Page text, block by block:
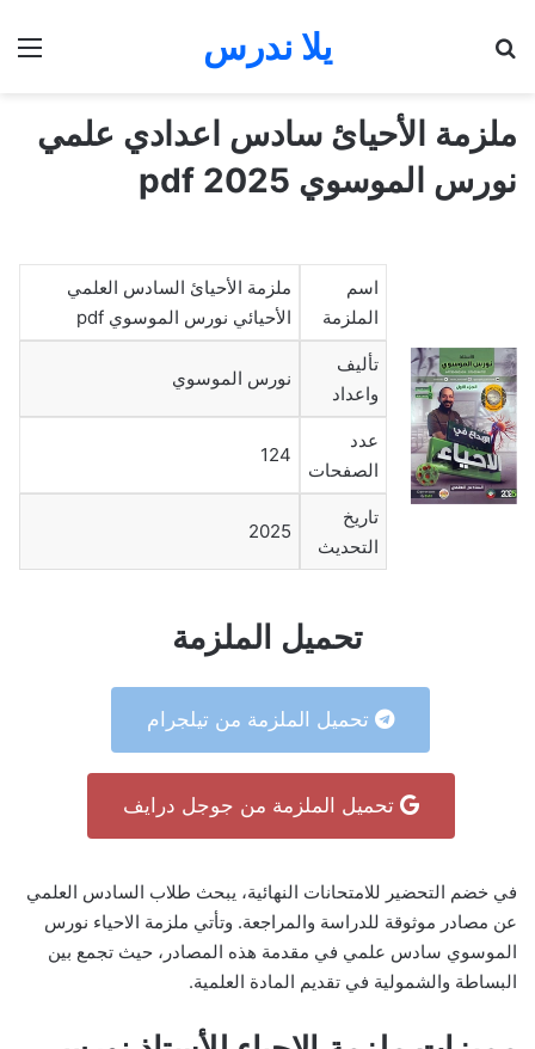
يلا ندرس
ملزمة الأحيائ سادس اعدادي علمي
نورس الموسوي 2025 pdf
اسم
الملزمة
ملزمة الأحيائ السادس العلمي
الأحيائي نورس الموسوي pdf
تأليف
واعداد
نورس الموسوي
عدد
الصفحات
124
تاريخ
التحديث
2025
تحميل الملزمة
تحميل الملزمة من تيلجرام
تحميل الملزمة من جوجل درايف
في خضم التحضير للامتحانات النهائية، يبحث طلاب السادس العلمي
عن مصادر موثوقة للدراسة والمراجعة. وتأتي ملزمة الاحياء نورس
الموسوي سادس علمي في مقدمة هذه المصادر، حيث تجمع بين
البساطة والشمولية في تقديم المادة العلمية.